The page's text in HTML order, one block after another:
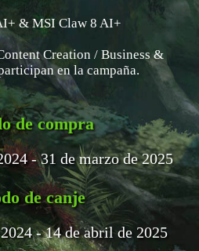
& MSI Claw 8 AI+
Creation / Business &
en la campaña.
de compra
- 31 de marzo de 2025
de canje
- 14 de abril de 2025